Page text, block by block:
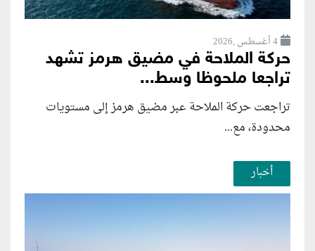
4 أغسطس ,2026
حركة الملاحة في مضيق هرمز تشهد
تراجعا ملحوظا وسط...
تراجعت حركة الملاحة عبر مضيق هرمز إلى مستويات
محدودة، مع...
أخبار